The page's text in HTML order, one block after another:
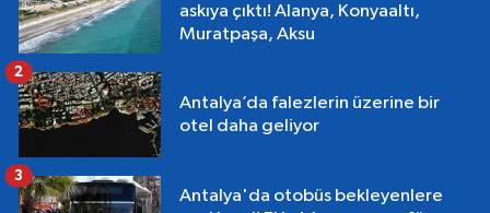
askıya çıktı! Alanya, Konyaaltı,
Muratpaşa, Aksu
Antalya’da falezlerin üzerine bir
otel daha geliyor
2
Antalya'da otobüs bekleyenlere
3